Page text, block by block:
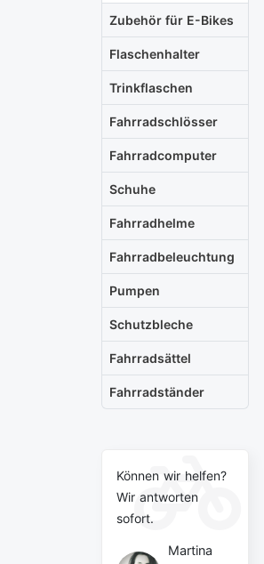
Zubehör für E-Bikes
Flaschenhalter
Trinkflaschen
Fahrradschlösser
Fahrradcomputer
Schuhe
Fahrradhelme
Fahrradbeleuchtung
Pumpen
Schutzbleche
Fahrradsättel
Fahrradständer
Können wir helfen?
Wir antworten
sofort.
Martina